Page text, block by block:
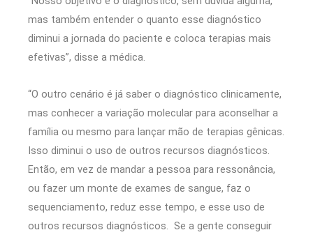
mas também entender o quanto esse diagnóstico
diminui a jornada do paciente e coloca terapias mais
efetivas”, disse a médica.
“O outro cenário é já saber o diagnóstico clinicamente,
mas conhecer a variação molecular para aconselhar a
família ou mesmo para lançar mão de terapias gênicas.
Isso diminui o uso de outros recursos diagnósticos.
Então, em vez de mandar a pessoa para ressonância,
ou fazer um monte de exames de sangue, faz o
sequenciamento, reduz esse tempo, e esse uso de
outros recursos diagnósticos. Se a gente conseguir